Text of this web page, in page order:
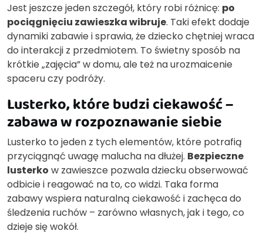
Jest jeszcze jeden szczegół, który robi różnicę: po
pociągnięciu zawieszka wibruje. Taki efekt dodaje
dynamiki zabawie i sprawia, że dziecko chętniej wraca
do interakcji z przedmiotem. To świetny sposób na
krótkie „zajęcia” w domu, ale też na urozmaicenie
spaceru czy podróży.
Lusterko, które budzi ciekawość –
zabawa w rozpoznawanie siebie
Lusterko to jeden z tych elementów, które potrafią
przyciągnąć uwagę malucha na dłużej. Bezpieczne
lusterko w zawieszce pozwala dziecku obserwować
odbicie i reagować na to, co widzi. Taka forma
zabawy wspiera naturalną ciekawość i zachęca do
śledzenia ruchów – zarówno własnych, jak i tego, co
dzieje się wokół.